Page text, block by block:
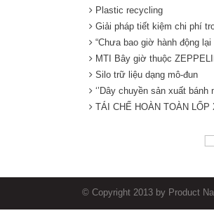
Plastic recycling
Giải pháp tiết kiệm chi phí
“Chưa bao giờ hành động
MTI Bây giờ thuộc
Silo trữ liệu dạng mô-đun
‘’Dây chuyền sản xuất bánh
TÁI CHẾ HOÀN TOÀN LỐP
© Copyright 2013 by Product